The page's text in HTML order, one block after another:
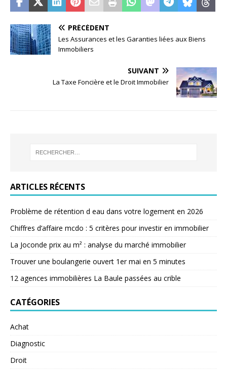
PRÉCÉDENT
Les Assurances et les Garanties liées aux Biens
Immobiliers
SUIVANT
La Taxe Foncière et le Droit Immobilier
ARTICLES RÉCENTS
Problème de rétention d eau dans votre logement en 2026
Chiffres d’affaire mcdo : 5 critères pour investir en immobilier
La Joconde prix au m² : analyse du marché immobilier
Trouver une boulangerie ouvert 1er mai en 5 minutes
12 agences immobilières La Baule passées au crible
CATÉGORIES
Achat
Diagnostic
Droit